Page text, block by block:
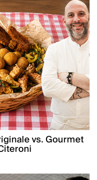
vs. Gourmet